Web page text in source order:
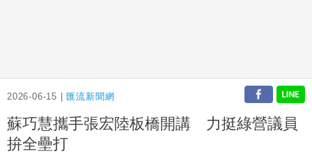
2026-06-15 | 匯流新聞網
蘇巧慧攜手張宏陸板橋開講 力挺綠營議員
拚全壘打